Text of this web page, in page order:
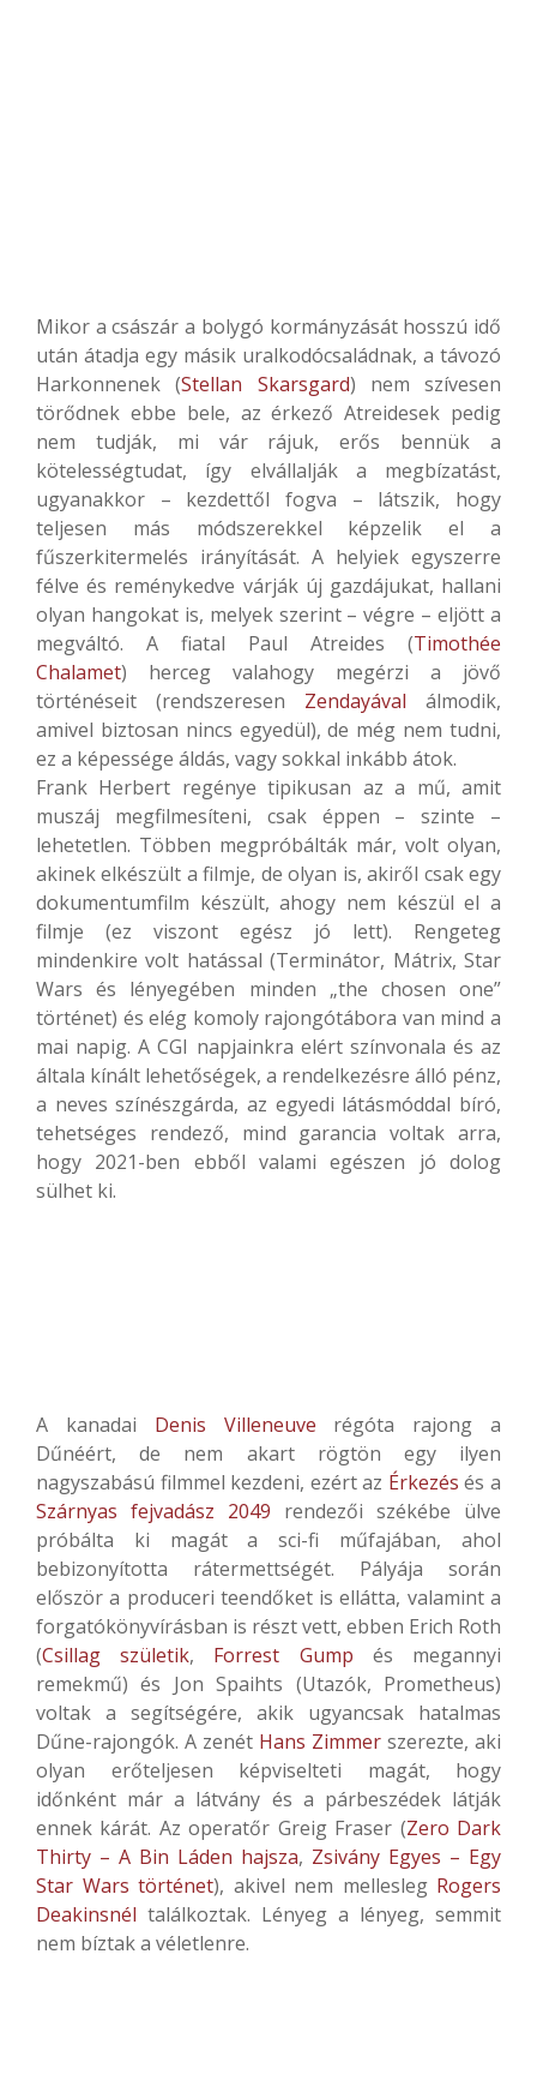
Mikor a császár a bolygó kormányzását hosszú idő
után átadja egy másik uralkodócsaládnak, a távozó
Harkonnenek (Stellan Skarsgard) nem szívesen
törődnek ebbe bele, az érkező Atreidesek pedig
nem tudják, mi vár rájuk, erős bennük a
kötelességtudat, így elvállalják a megbízatást,
ugyanakkor – kezdettől fogva – látszik, hogy
teljesen más módszerekkel képzelik el a
fűszerkitermelés irányítását. A helyiek egyszerre
félve és reménykedve várják új gazdájukat, hallani
olyan hangokat is, melyek szerint – végre – eljött a
megváltó. A fiatal Paul Atreides (Timothée
Chalamet) herceg valahogy megérzi a jövő
történéseit (rendszeresen Zendayával álmodik,
amivel biztosan nincs egyedül), de még nem tudni,
ez a képessége áldás, vagy sokkal inkább átok.
Frank Herbert regénye tipikusan az a mű, amit
muszáj megfilmesíteni, csak éppen – szinte –
lehetetlen. Többen megpróbálták már, volt olyan,
akinek elkészült a filmje, de olyan is, akiről csak egy
dokumentumfilm készült, ahogy nem készül el a
filmje (ez viszont egész jó lett). Rengeteg
mindenkire volt hatással (Terminátor, Mátrix, Star
Wars és lényegében minden „the chosen one”
történet) és elég komoly rajongótábora van mind a
mai napig. A CGI napjainkra elért színvonala és az
általa kínált lehetőségek, a rendelkezésre álló pénz,
a neves színészgárda, az egyedi látásmóddal bíró,
tehetséges rendező, mind garancia voltak arra,
hogy 2021-ben ebből valami egészen jó dolog
sülhet ki.
A kanadai Denis Villeneuve régóta rajong a
Dűnéért, de nem akart rögtön egy ilyen
nagyszabású filmmel kezdeni, ezért az Érkezés és a
Szárnyas fejvadász 2049 rendezői székébe ülve
próbálta ki magát a sci-fi műfajában, ahol
bebizonyította rátermettségét. Pályája során
először a produceri teendőket is ellátta, valamint a
forgatókönyvírásban is részt vett, ebben Erich Roth
(Csillag születik, Forrest Gump és megannyi
remekmű) és Jon Spaihts (Utazók, Prometheus)
voltak a segítségére, akik ugyancsak hatalmas
Dűne-rajongók. A zenét Hans Zimmer szerezte, aki
olyan erőteljesen képviselteti magát, hogy
időnként már a látvány és a párbeszédek látják
ennek kárát. Az operatőr Greig Fraser (Zero Dark
Thirty – A Bin Láden hajsza, Zsivány Egyes – Egy
Star Wars történet), akivel nem mellesleg Rogers
Deakinsnél találkoztak. Lényeg a lényeg, semmit
nem bíztak a véletlenre.